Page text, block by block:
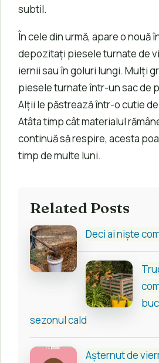
subtil.
În cele din urmă, apare o nouă
depozitați piesele turnate de
iernii sau în goluri lungi. Mulți
piesele turnate într-un sac de
Alții le păstrează într-o cutie
Atâta timp cât materialul
continuă să respire, acesta
timp de multe luni.
Related Posts
Deci ai niște
sezonul cald
Așternut de